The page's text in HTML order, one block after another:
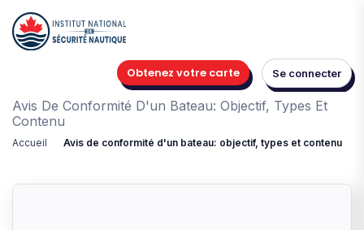
Obtenez votre carte Se connecter
Avis De Conformité D'un Bateau: Objectif, Types Et
Contenu
Accueil Avis de conformité d'un bateau: objectif, types et contenu